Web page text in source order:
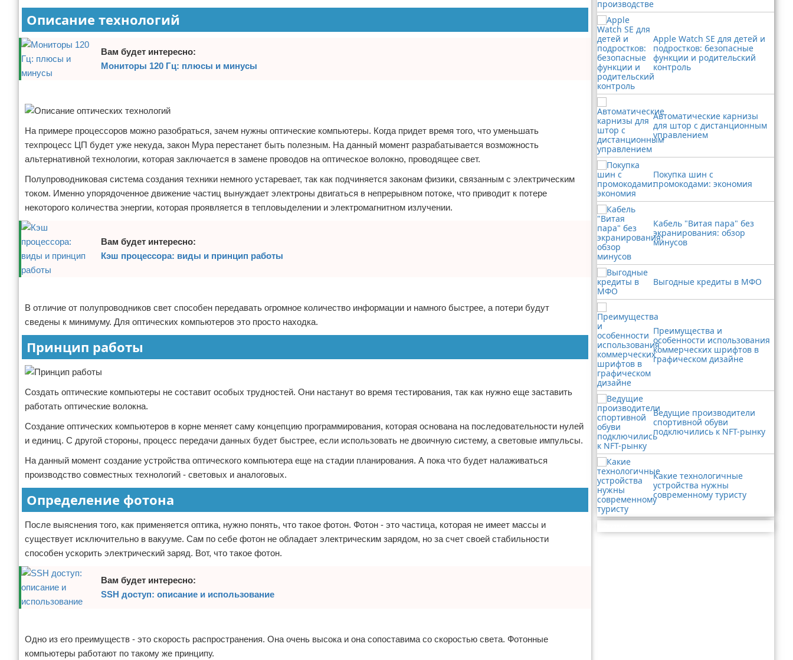
Описание технологий
Вам будет интересно:
Мониторы 120 Гц: плюсы и минусы
На примере процессоров можно разобраться, зачем нужны оптические компьютеры. Когда придет время того, что уменьшать
техпроцесс ЦП будет уже некуда, закон Мура перестанет быть полезным. На данный момент разрабатывается возможность
альтернативной технологии, которая заключается в замене проводов на оптическое волокно, проводящее свет.
Полупроводниковая система создания техники немного устаревает, так как подчиняется законам физики, связанным с электрическим
током. Именно упорядоченное движение частиц вынуждает электроны двигаться в непрерывном потоке, что приводит к потере
некоторого количества энергии, которая проявляется в тепловыделении и электромагнитном излучении.
Вам будет интересно:
Кэш процессора: виды и принцип работы
В отличие от полупроводников свет способен передавать огромное количество информации и намного быстрее, а потери будут
сведены к минимуму. Для оптических компьютеров это просто находка.
Принцип работы
Создать оптические компьютеры не составит особых трудностей. Они настанут во время тестирования, так как нужно еще заставить
работать оптические волокна.
Создание оптических компьютеров в корне меняет саму концепцию программирования, которая основана на последовательности нулей
и единиц. С другой стороны, процесс передачи данных будет быстрее, если использовать не двоичную систему, а световые импульсы.
На данный момент создание устройства оптического компьютера еще на стадии планирования. А пока что будет налаживаться
производство совместных технологий - световых и аналоговых.
Определение фотона
После выяснения того, как применяется оптика, нужно понять, что такое фотон. Фотон - это частица, которая не имеет массы и
существует исключительно в вакууме. Сам по себе фотон не обладает электрическим зарядом, но за счет своей стабильности
способен ускорить электрический заряд. Вот, что такое фотон.
Вам будет интересно:
SSH доступ: описание и использование
Одно из его преимуществ - это скорость распространения. Она очень высока и она сопоставима со скоростью света. Фотонные
компьютеры работают по такому же принципу.
Apple Watch SE для детей и
подростков: безопасные
функции и родительский
контроль
Автоматические карнизы
для штор с дистанционным
управлением
Покупка шин с
промокодами: экономия
Кабель "Витая пара" без
экранирования: обзор
минусов
Выгодные кредиты в МФО
Преимущества и
особенности использования
коммерческих шрифтов в
графическом дизайне
Ведущие производители
спортивной обуви
подключились к NFT-рынку
Какие технологичные
устройства нужны
современному туристу